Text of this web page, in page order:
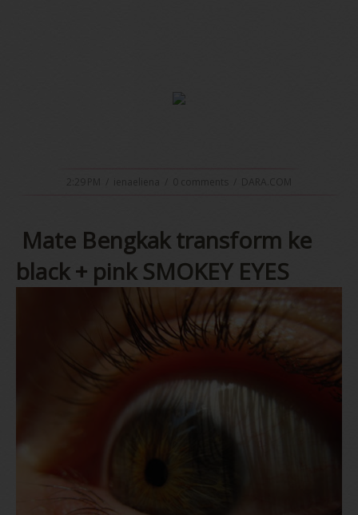
0 comments
Mate Bengkak transform ke
black + pink SMOKEY EYES